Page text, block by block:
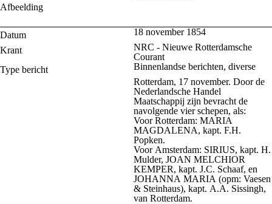
Afbeelding
Datum
18 november 1854
Krant
NRC - Nieuwe Rotterdamsche
Courant
Type bericht
Binnenlandse berichten, diverse
Rotterdam, 17 november. Door de
Nederlandsche Handel
Maatschappij zijn bevracht de
navolgende vier schepen, als:
Voor Rotterdam: MARIA
MAGDALENA, kapt. F.H.
Popken.
Voor Amsterdam: SIRIUS, kapt. H.
Mulder, JOAN MELCHIOR
KEMPER, kapt. J.C. Schaaf, en
JOHANNA MARIA (opm: Vaesen
& Steinhaus), kapt. A.A. Sissingh,
van Rotterdam.